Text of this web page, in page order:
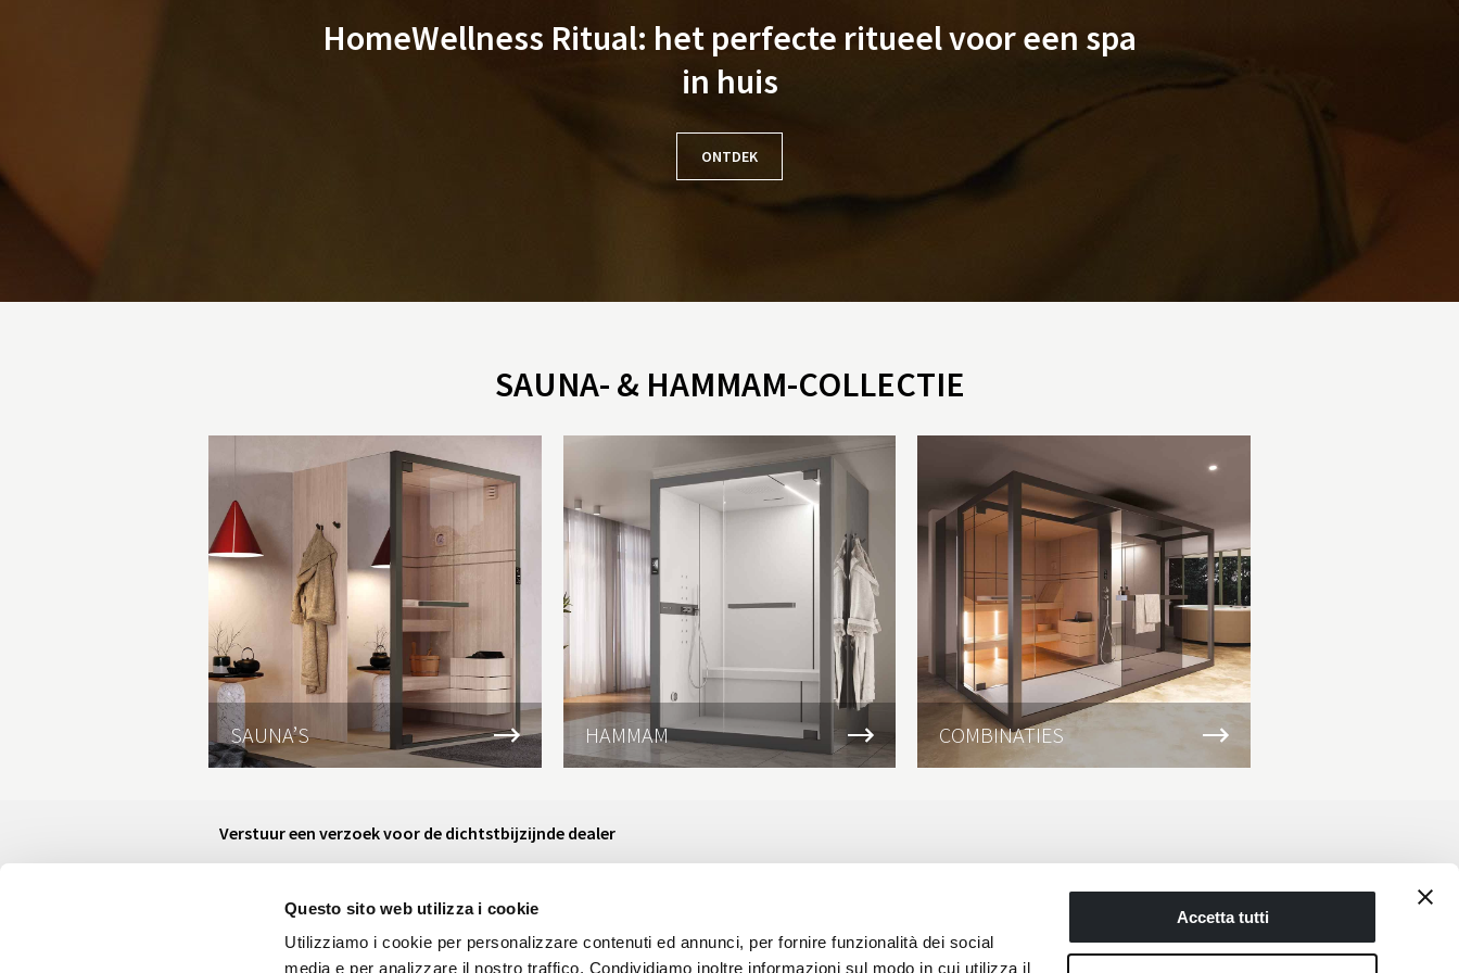
Questo sito web utilizza i cookie
Utilizziamo i cookie per personalizzare contenuti ed annunci, per fornire funzionalità dei social
media e per analizzare il nostro traffico. Condividiamo inoltre informazioni sul modo in cui utilizza il
Accetta tutti
HomeWellness Ritual: het perfecte ritueel voor een spa
in huis
ONTDEK
SAUNA- & HAMMAM-COLLECTIE
SAUNA’S HAMMAM COMBINATIES
Verstuur een verzoek voor de dichtstbijzijnde dealer
VIND UW DICHTSTBIJZIJNDE DEALER
Share